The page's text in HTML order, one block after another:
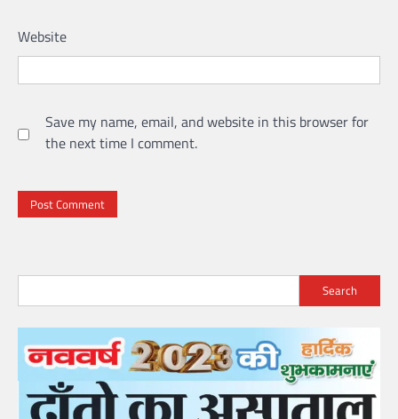
Website
Save my name, email, and website in this browser for
the next time I comment.
Search